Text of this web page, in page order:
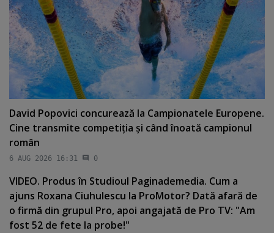
David Popovici concurează la Campionatele Europene.
Cine transmite competiţia şi când înoată campionul
român
6 AUG 2026 16:31 0
VIDEO. Produs în Studioul Paginademedia. Cum a
ajuns Roxana Ciuhulescu la ProMotor? Dată afară de
o firmă din grupul Pro, apoi angajată de Pro TV: "Am
fost 52 de fete la probe!"